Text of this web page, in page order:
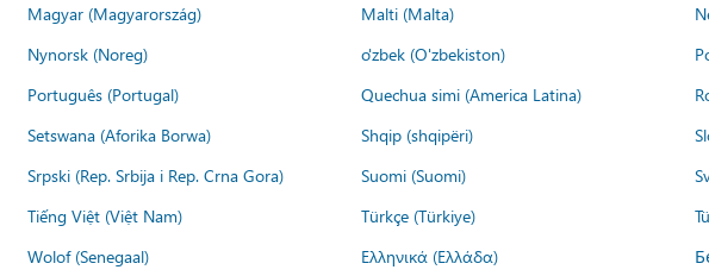
Magyar (Magyarország) Malti (Malta)
Nynorsk (Noreg) o'zbek (O'zbekiston)
Português (Portugal) Quechua simi (America Latina)
Setswana (Aforika Borwa) Shqip (shqipëri)
Srpski (Rep. Srbija i Rep. Crna Gora) Suomi (Suomi)
Tiếng Việt (Việt Nam) Türkçe (Türkiye)
Wolof (Senegaal) Ελληνικά (Ελλάδα)